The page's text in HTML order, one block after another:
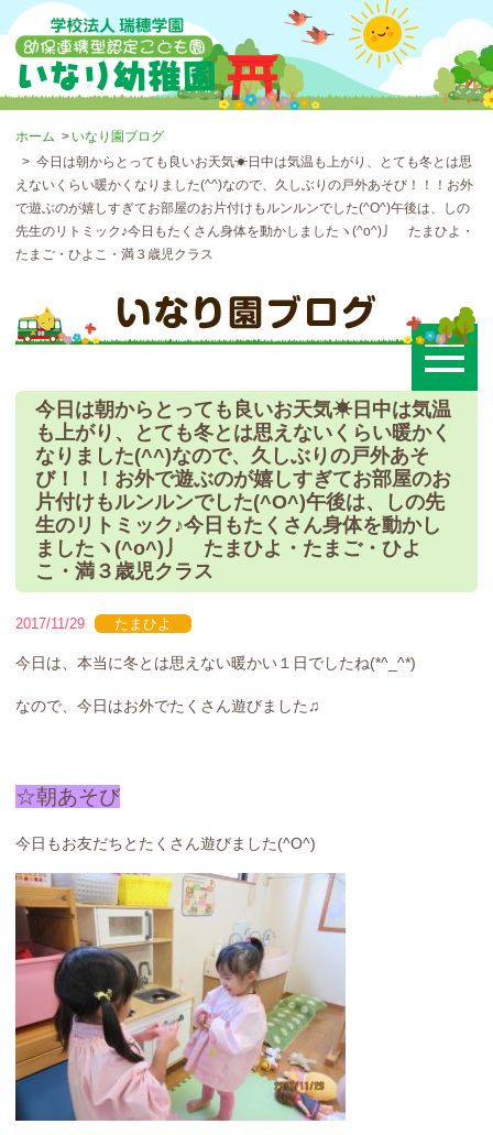
ホーム
いなり園ブログ
今日は朝からとっても良いお天気☀日中は気温も上がり、とても冬とは思
えないくらい暖かくなりました(^^)なので、久しぶりの戸外あそび！！！お外
で遊ぶのが嬉しすぎてお部屋のお片付けもルンルンでした(^O^)午後は、しの
先生のリトミック♪今日もたくさん身体を動かしましたヽ(^o^)丿 たまひよ・
たまご・ひよこ・満３歳児クラス
今日は朝からとっても良いお天気☀日中は気温
も上がり、とても冬とは思えないくらい暖かく
なりました(^^)なので、久しぶりの戸外あそ
び！！！お外で遊ぶのが嬉しすぎてお部屋のお
片付けもルンルンでした(^O^)午後は、しの先
生のリトミック♪今日もたくさん身体を動かし
ましたヽ(^o^)丿 たまひよ・たまご・ひよ
こ・満３歳児クラス
2017/11/29 たまひよ
今日は、本当に冬とは思えない暖かい１日でしたね(*^_^*)
なので、今日はお外でたくさん遊びました♫
☆朝あそび
今日もお友だちとたくさん遊びました(^O^)